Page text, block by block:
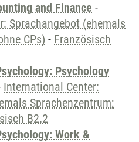
and Finance -
Sprachangebot (ehemals
CPs) - Französisch
Psychology
International Center:
Sprachenzentrum;
B2.2
Work &